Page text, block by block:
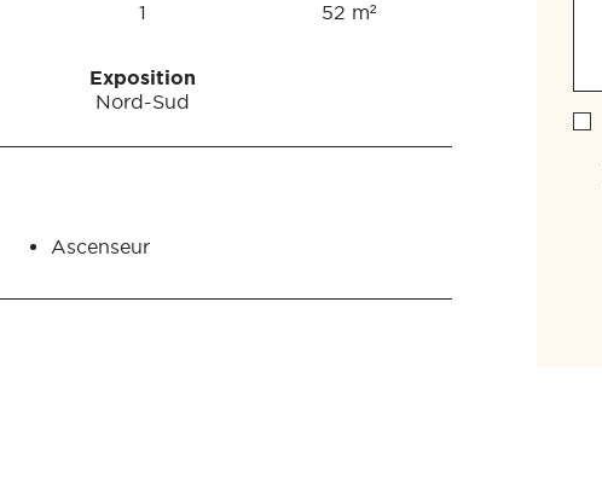
1
52 m²
Exposition
Nord-Sud
Ascenseur